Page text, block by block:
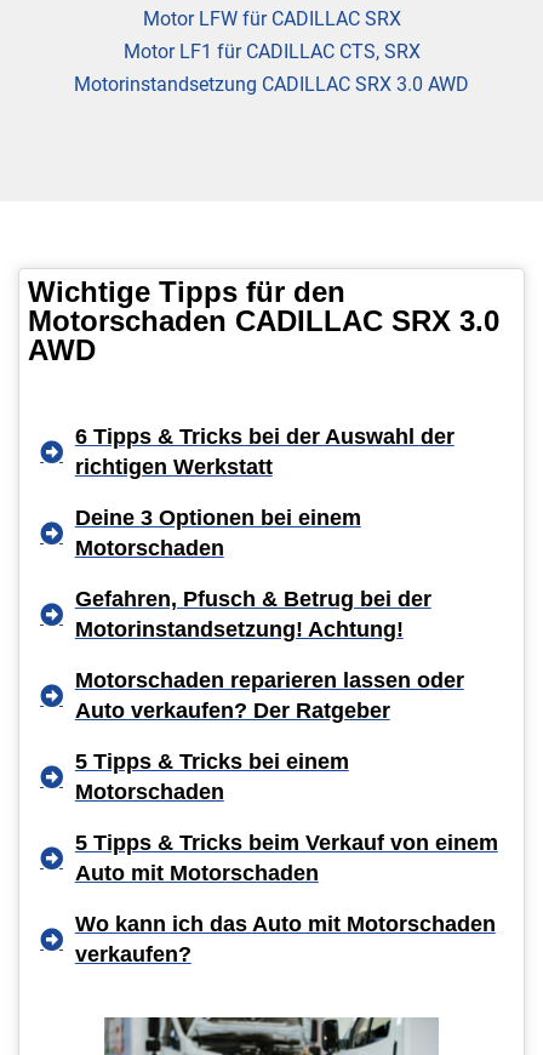
Motor LFW für CADILLAC SRX
Motor LF1 für CADILLAC CTS, SRX
Motorinstandsetzung CADILLAC SRX 3.0 AWD
Wichtige Tipps für den
Motorschaden CADILLAC SRX 3.0
AWD
6 Tipps & Tricks bei der Auswahl der
richtigen Werkstatt
Deine 3 Optionen bei einem
Motorschaden
Gefahren, Pfusch & Betrug bei der
Motorinstandsetzung! Achtung!
Motorschaden reparieren lassen oder
Auto verkaufen? Der Ratgeber
5 Tipps & Tricks bei einem
Motorschaden
5 Tipps & Tricks beim Verkauf von einem
Auto mit Motorschaden
Wo kann ich das Auto mit Motorschaden
verkaufen?